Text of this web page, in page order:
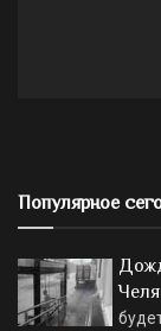
Популярное